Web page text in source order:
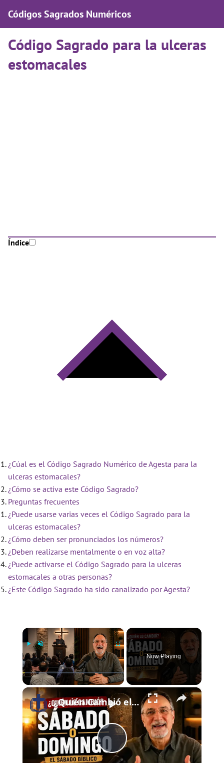
Códigos Sagrados Numéricos
Código Sagrado para la ulceras
estomacales
Índice
¿Cúal es el Código Sagrado Numérico de Agesta para la
ulceras estomacales?
¿Cómo se activa este Código Sagrado?
Preguntas frecuentes
¿Puede usarse varias veces el Código Sagrado para la
ulceras estomacales?
¿Cómo deben ser pronunciados los números?
¿Deben realizarse mentalmente o en voz alta?
¿Puede activarse el Código Sagrado para la ulceras
estomacales a otras personas?
¿Este Código Sagrado ha sido canalizado por Agesta?
×
Play Unmute
Now Playing
×
Play
¿Quién Cambió el Sábado al Domingo? | El Sábado Bíblico